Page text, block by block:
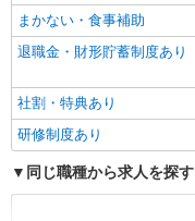
まかない・食事補助
退職金・財形貯蓄制度あり
社割・特典あり
研修制度あり
同じ職種から求人を探す